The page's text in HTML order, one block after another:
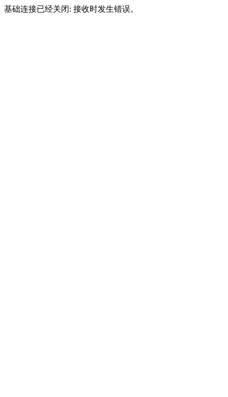
基础连接已经关闭: 接收时发生错误。